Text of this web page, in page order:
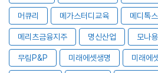
머큐리 메가스터디교육 메디톡스
메리츠금융지주 명신산업 모나
무림P&P 미래에셋생명 미래에